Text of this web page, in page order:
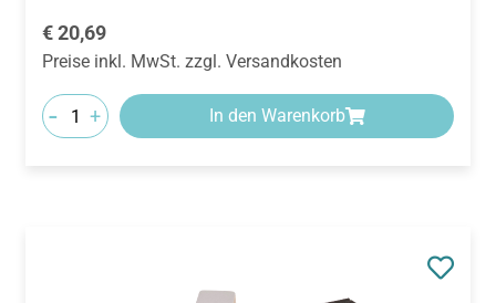
Regulärer Preis:
€ 20,69
Preise inkl. MwSt. zzgl. Versandkosten
- + In den Warenkorb